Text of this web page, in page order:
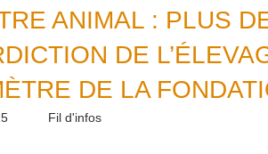
ANIMAL : PLUS
DE
DE LA
Daniel
Fil d'infos